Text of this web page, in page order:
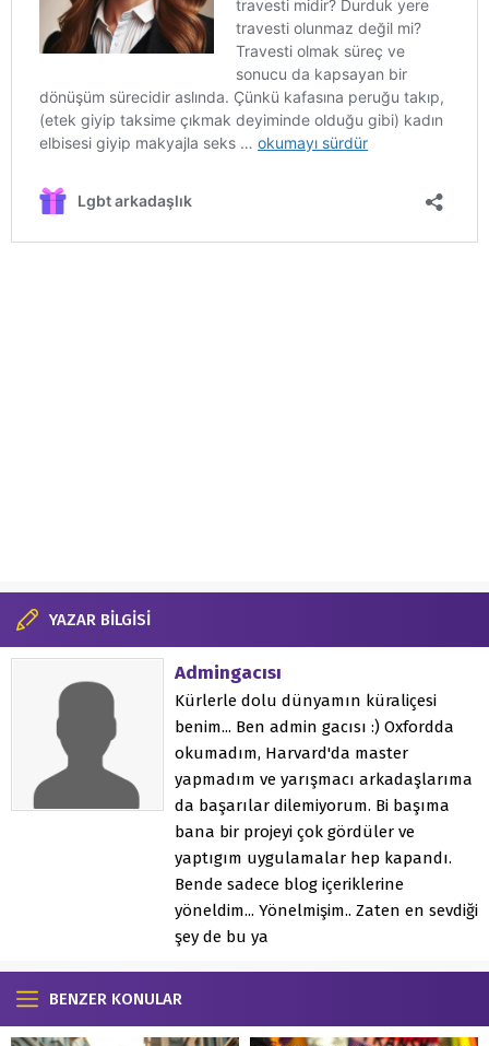
YAZAR BİLGİSİ
Admingacısı
Kürlerle dolu dünyamın küraliçesi
benim... Ben admin gacısı :) Oxfordda
okumadım, Harvard'da master
yapmadım ve yarışmacı arkadaşlarıma
da başarılar dilemiyorum. Bi başıma
bana bir projeyi çok gördüler ve
yaptıgım uygulamalar hep kapandı.
Bende sadece blog içeriklerine
yöneldim... Yönelmişim.. Zaten en sevdiği
şey de bu ya
BENZER KONULAR